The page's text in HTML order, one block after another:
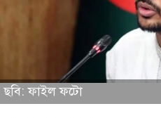
ছবি: ফাইল ফটো